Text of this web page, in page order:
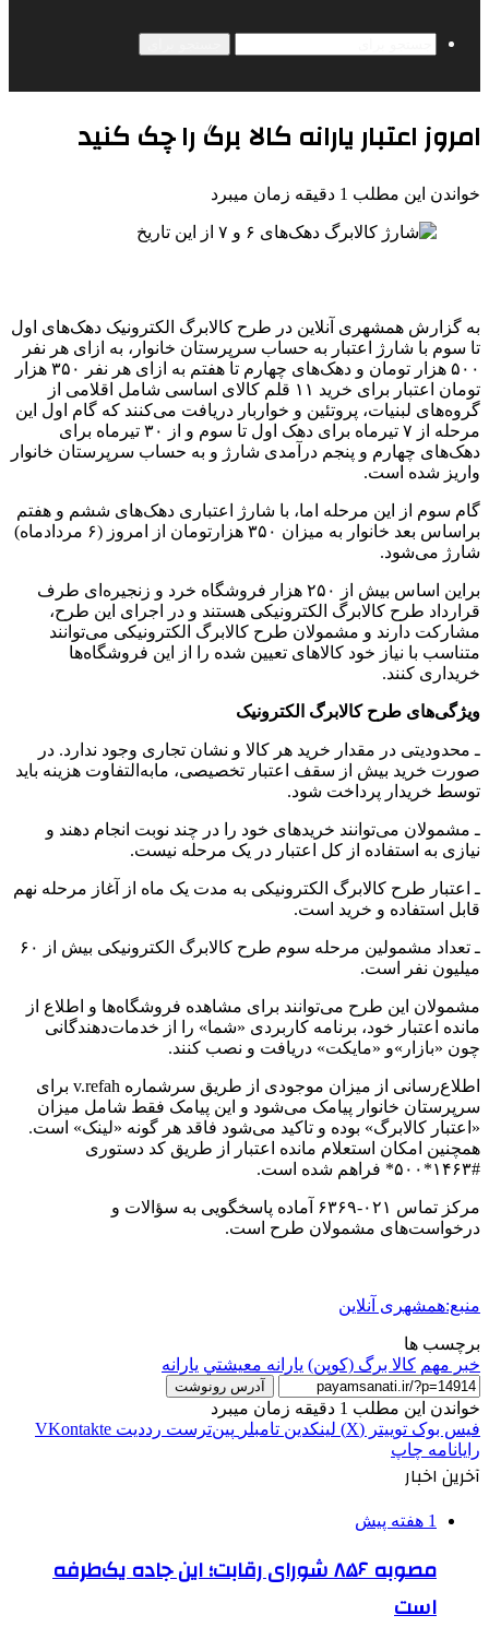
امروز اعتبار یارانه کالا برگ را چک کنید
خواندن این مطلب 1 دقیقه زمان میبرد
به گزارش همشهری آنلاین در طرح کالابرگ الکترونیک دهک‌های اول
تا سوم با شارژ اعتبار به حساب سرپرستان خانوار، به ازای هر نفر
۵۰۰ هزار تومان و دهک‌های چهارم تا هفتم به ازای هر نفر ۳۵۰ هزار
تومان اعتبار برای خرید ۱۱ قلم کالای اساسی شامل اقلامی از
گروه‌های لبنیات، پروتئین و خواربار دریافت می‌کنند که گام اول این
مرحله از ۷ تیرماه برای دهک اول تا سوم و از ۳۰ تیرماه برای
دهک‌های چهارم و پنجم درآمدی شارژ و به حساب سرپرستان خانوار
واریز شده است.
گام سوم از این مرحله اما، با شارژ اعتباری دهک‌های ششم و هفتم
براساس بعد خانوار به میزان ۳۵۰ هزارتومان از امروز (۶ مردادماه)
شارژ می‌شود.
براین اساس بیش از ۲۵۰ هزار فروشگاه خرد و زنجیره‌ای طرف
قرارداد طرح کالابرگ الکترونیکی هستند و در اجرای این طرح،
مشارکت دارند و مشمولان طرح کالابرگ الکترونیکی می‌توانند
متناسب با نیاز خود کالاهای تعیین‌ شده را از این فروشگاه‌ها
خریداری کنند.
ویژگی‌های طرح کالابرگ الکترونیک
ـ محدودیتی در مقدار خرید هر کالا و نشان تجاری وجود ندارد. در
صورت خرید بیش از سقف اعتبار تخصیصی، مابه‌التفاوت هزینه باید
توسط خریدار پرداخت شود.
ـ مشمولان می‌توانند خریدهای خود را در چند نوبت انجام دهند و
نیازی به استفاده از کل اعتبار در یک مرحله نیست.
ـ اعتبار طرح کالابرگ الکترونیکی به مدت یک ماه از آغاز مرحله نهم
قابل استفاده و خرید است.
ـ تعداد مشمولین مرحله سوم طرح کالابرگ الکترونیکی بیش از ۶۰
میلیون نفر است.
مشمولان این طرح می‌توانند برای مشاهده فروشگاه‌ها و اطلاع از
مانده اعتبار خود، برنامه کاربردی «شما» را از خدمات‌دهندگانی
چون «بازار»و «مایکت» دریافت و نصب کنند.
اطلاع‌رسانی از میزان موجودی از طریق سرشماره v.refah برای
سرپرستان خانوار پیامک می‌شود و این پیامک فقط شامل میزان
«اعتبار کالابرگ» بوده و تاکید می‌شود فاقد هر گونه «لینک» است.
همچنین امکان استعلام مانده اعتبار از طریق کد دستوری
#۱۴۶۳*۵۰۰* فراهم شده است.
مرکز تماس ۰۲۱-۶۳۶۹ آماده پاسخگویی به سؤالات و
درخواست‌های مشمولان طرح است.
منبع:همشهری آنلاین
برچسب ها
خبر مهم کالا برگ (کوپن) يارانه معيشتي یارانه
آدرس رونوشت
خواندن این مطلب 1 دقیقه زمان میبرد
فیس بوک توییتر (X) لینکدین ‫تامبلر ‫پین‌ترست ‫رددیت ‫VKontakte
رایانامه چاپ
آخرین اخبار
1 هفته پیش
مصوبه ۸۵۶ شورای رقابت؛ این جاده یک‌طرفه
است